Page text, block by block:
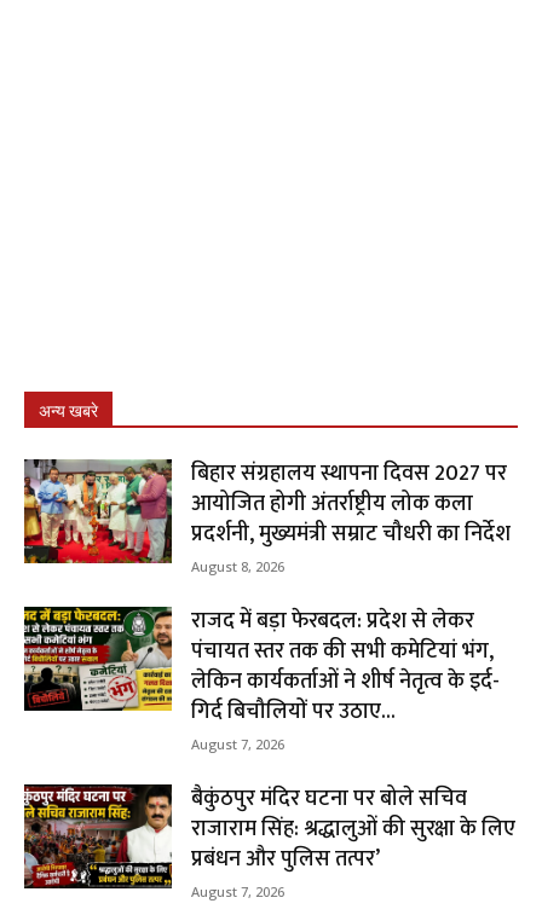
अन्य खबरे
बिहार संग्रहालय स्थापना दिवस 2027 पर
आयोजित होगी अंतर्राष्ट्रीय लोक कला
प्रदर्शनी, मुख्यमंत्री सम्राट चौधरी का निर्देश
August 8, 2026
राजद में बड़ा फेरबदल: प्रदेश से लेकर
पंचायत स्तर तक की सभी कमेटियां भंग,
लेकिन कार्यकर्ताओं ने शीर्ष नेतृत्व के इर्द-
गिर्द बिचौलियों पर उठाए...
August 7, 2026
बैकुंठपुर मंदिर घटना पर बोले सचिव
राजाराम सिंह: श्रद्धालुओं की सुरक्षा के लिए
प्रबंधन और पुलिस तत्पर’
August 7, 2026